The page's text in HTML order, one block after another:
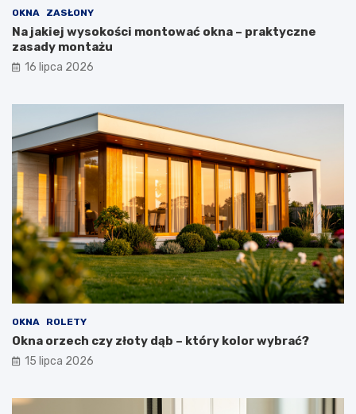
OKNA ZASŁONY
Na jakiej wysokości montować okna – praktyczne
zasady montażu
16 lipca 2026
OKNA ROLETY
Okna orzech czy złoty dąb – który kolor wybrać?
15 lipca 2026